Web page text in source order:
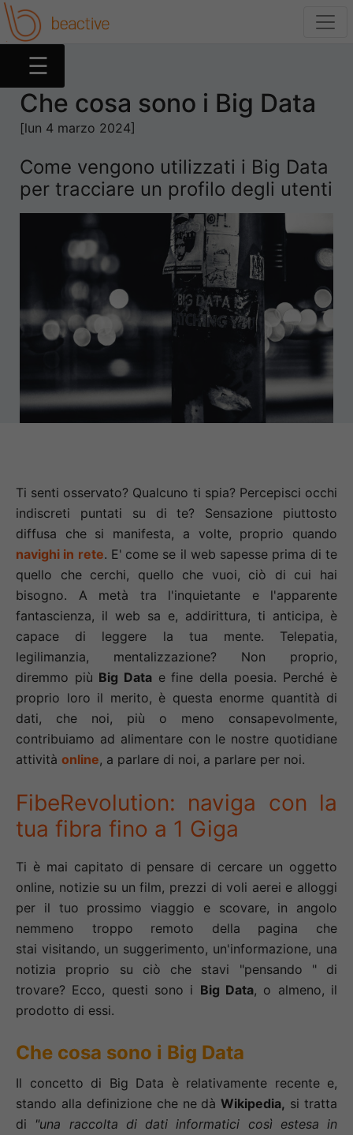
Web
Social
App
Device
Tutorial
Entertainment
Bio
Blog
☰
Che cosa sono i Big Data
[lun 4 marzo 2024]
Come vengono utilizzati i Big Data
per tracciare un profilo degli utenti
Ti senti osservato? Qualcuno ti spia? Percepisci occhi
indiscreti puntati su di te? Sensazione piuttosto
diffusa che si manifesta, a volte, proprio quando
navighi in rete. E' come se il web sapesse prima di te
quello che cerchi, quello che vuoi, ciò di cui hai
bisogno. A metà tra l'inquietante e l'apparente
fantascienza, il web sa e, addirittura, ti anticipa, è
capace di leggere la tua mente. Telepatia,
legilimanzia, mentalizzazione? Non proprio,
diremmo più Big Datae fine della poesia. Perché è
proprio loro il merito, è questa enorme quantità di
dati, che noi, più o meno consapevolmente,
contribuiamo ad alimentare con le nostre quotidiane
attività online, a parlare di noi, a parlare per noi.
FibeRevolution: naviga con la
tua fibra fino a 1 Giga
Ti è mai capitato di pensare di cercare un oggetto
online, notizie su un film, prezzi di voli aerei e alloggi
per il tuo prossimo viaggio e scovare, in angolo
nemmeno troppo remoto della pagina che
stai visitando, un suggerimento, un'informazione, una
notizia proprio su ciò che stavi "pensando " di
trovare? Ecco, questi sono i Big Data, o almeno, il
prodotto di essi.
Che cosa sono i Big Data
Il concetto di Big Data è relativamente recente e,
stando alla definizione che ne dàWikipedia, si tratta
di "una raccolta di dati informatici così estesa in